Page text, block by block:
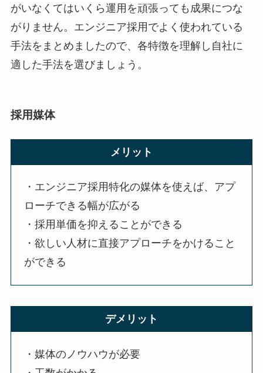
がいなくてはいくら運用を頑張っても成果につな
がりません。エンジニア採用でよく使われている
手法をまとめましたので、各特徴を理解し自社に
適した手法を選びましょう。
採用媒体
メリット
・エンジニア採用特化の媒体を使えば、アプ
ローチできる幅が広がる
・採用単価を抑えることができる
・欲しい人材に直接アプローチをかけること
ができる
デメリット
・媒体のノウハウが必要